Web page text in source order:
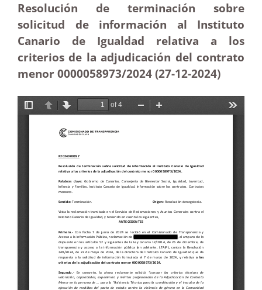
Resolución de terminación sobre
solicitud de información al Instituto
Canario de Igualdad relativa a los
criterios de la adjudicación del contrato
menor 0000058973/2024 (27-12-2024)